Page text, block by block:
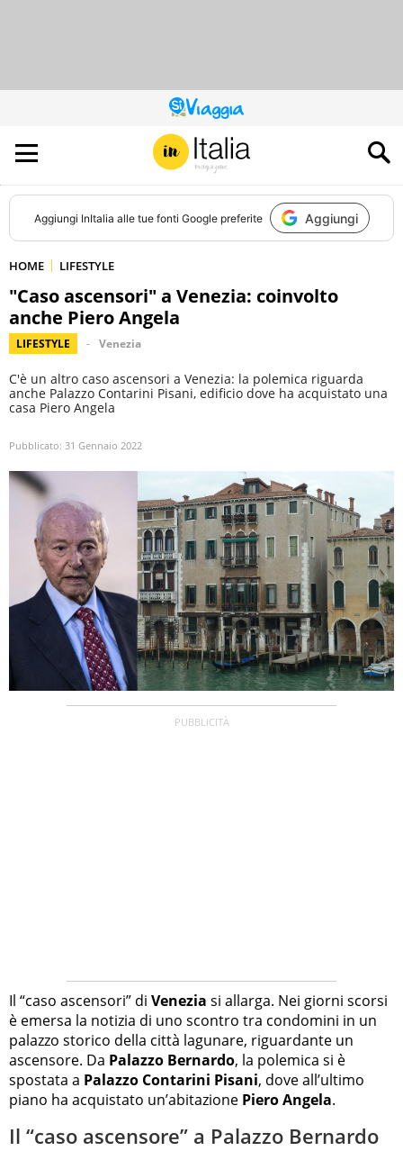
QUESTO
SITO
CONTRIBUISCE
ALL’AUDIENCE
DI
Aggiungi InItalia alle tue fonti Google preferite Aggiungi
HOME LIFESTYLE
"Caso ascensori" a Venezia: coinvolto
anche Piero Angela
LIFESTYLE Venezia
C'è un altro caso ascensori a Venezia: la polemica riguarda
anche Palazzo Contarini Pisani, edificio dove ha acquistato una
casa Piero Angela
Pubblicato: 31 Gennaio 2022
Il “caso ascensori” di Venezia si allarga. Nei giorni scorsi
è emersa la notizia di uno scontro tra condomini in un
palazzo storico della città lagunare, riguardante un
ascensore. Da Palazzo Bernardo, la polemica si è
spostata a Palazzo Contarini Pisani, dove all’ultimo
piano ha acquistato un’abitazione Piero Angela.
Il “caso ascensore” a Palazzo Bernardo